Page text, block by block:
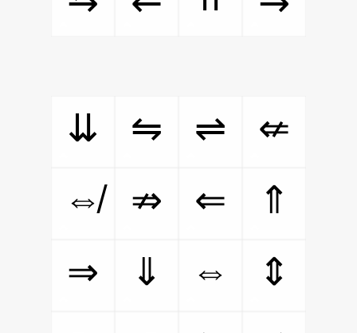
⇊ ⇋ ⇌
⇍
⇎
⇏ ⇐
⇑
⇒
⇓ ⇔
⇕